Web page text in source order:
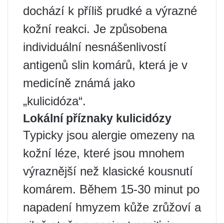
dochází k příliš prudké a výrazné
kožní reakci. Je způsobena
individuální nesnášenlivostí
antigenů slin komárů, která je v
medicíně známá jako
„kulicidóza“.
Lokální příznaky kulicidózy
Typicky jsou alergie omezeny na
kožní léze, které jsou mnohem
výraznější než klasické kousnutí
komárem. Během 15-30 minut po
napadení hmyzem kůže zrůžoví a